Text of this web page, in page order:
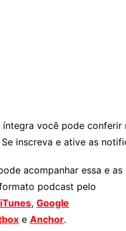
íntegra você pode conferir
Se inscreva e ative as
acompanhar essa e as
podcast pelo
iTunes, Google
e Anchor.